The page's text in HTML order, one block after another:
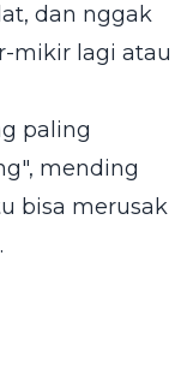
dan nggak
mikir lagi atau
paling
mending
bisa merusak